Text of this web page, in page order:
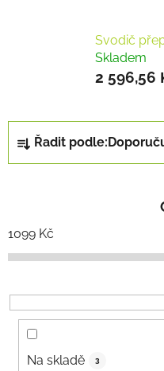
Svodič
Skladem
2 596,56
a
z
í
p
o
d
Řadit podle:
1099 Kč
Na skladě 3